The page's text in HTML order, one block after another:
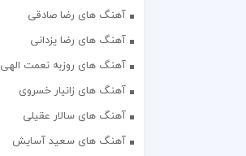
آهنگ های رضا صادقی
آهنگ های رضا یزدانی
آهنگ های روزبه نعمت الهی
آهنگ های زانیار خسروی
آهنگ های سالار عقیلی
آهنگ های سعید آسایش